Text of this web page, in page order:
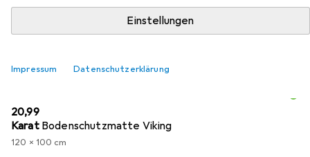
Einstellungen
Impressum Datenschutzerklärung
Relevanz
Produktliste
EUR
20,99
Karat Bodenschutzmatte Viking
120 x 100 cm